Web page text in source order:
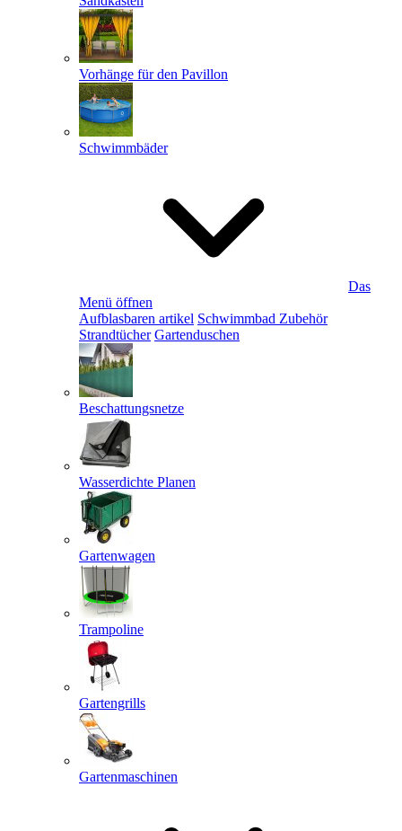
Vorhänge für den Pavillon
Schwimmbäder
Das
Menü öffnen
Aufblasbaren artikel Schwimmbad Zubehör
Strandtücher Gartenduschen
Beschattungsnetze
Wasserdichte Planen
Gartenwagen
Trampoline
Gartengrills
Gartenmaschinen